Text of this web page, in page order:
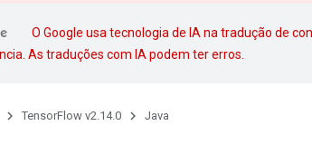
O Google usa tecnologia de IA na tradução de
As traduções com IA podem ter erros.
TensorFlow v2.14.0 Java